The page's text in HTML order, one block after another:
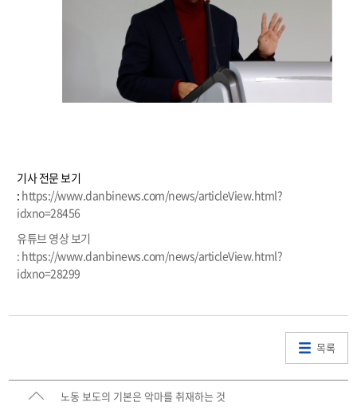
기사 전문 보기
: https://www.danbinews.com/news/articleView.html?
idxno=28456
유튜브 영상 보기
: https://www.danbinews.com/news/articleView.html?
idxno=28299
목록
노동 보도의 기본은 악마를 취재하는 것